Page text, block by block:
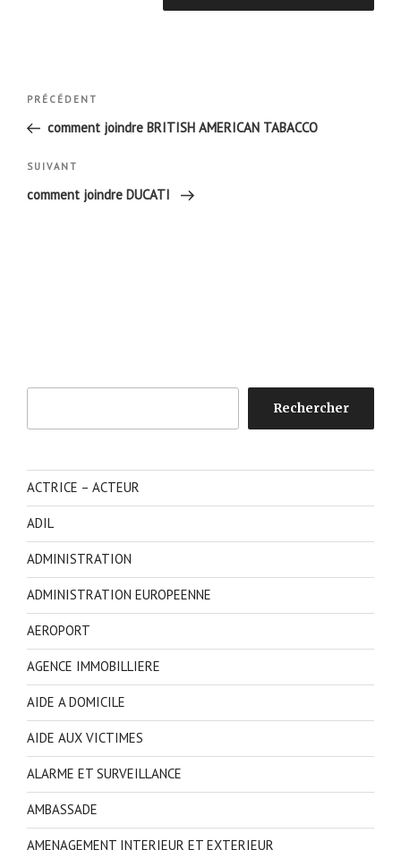
Navigation
l’article
Article
précédent
PRÉCÉDENT
comment joindre BRITISH AMERICAN TABACCO
Article
suivant
SUIVANT
comment joindre DUCATI
Rechercher
ACTRICE – ACTEUR
ADIL
ADMINISTRATION
ADMINISTRATION EUROPEENNE
AEROPORT
AGENCE IMMOBILLIERE
AIDE A DOMICILE
AIDE AUX VICTIMES
ALARME ET SURVEILLANCE
AMBASSADE
AMENAGEMENT INTERIEUR ET EXTERIEUR